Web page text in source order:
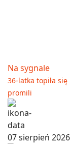
Na sygnale
36-latka topiła
promili
07 sierpień 2026